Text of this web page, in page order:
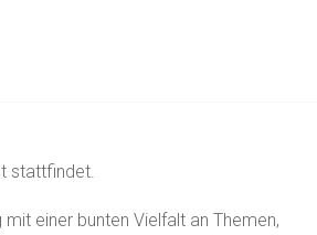
stattfindet.
einer bunten Vielfalt an Themen,